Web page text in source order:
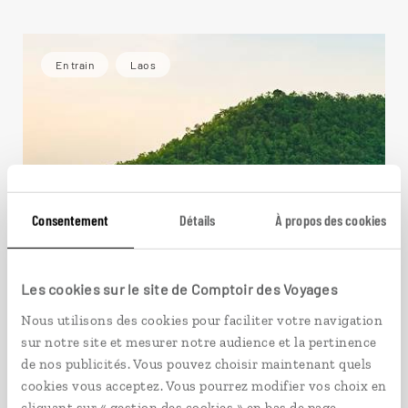
Consentement Détails À propos des cookies
Les cookies sur le site de Comptoir des Voyages
Nous utilisons des cookies pour faciliter votre navigation
sur notre site et mesurer notre audience et la pertinence
de nos publicités. Vous pouvez choisir maintenant quels
cookies vous acceptez. Vous pourrez modifier vos choix en
En train Laos